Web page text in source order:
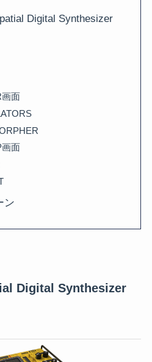
Digital Synthesizer
画面
画面
ン
Digital Synthesizer